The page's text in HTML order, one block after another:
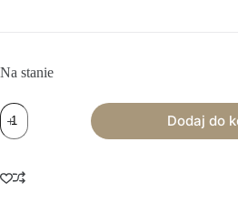
Na stanie
ilość
Warhammer
40k:
Dodaj do